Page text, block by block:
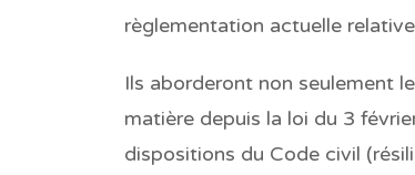
règlementation actuelle
Ils aborderont non seulement
matière depuis la loi du 3
dispositions du Code civil